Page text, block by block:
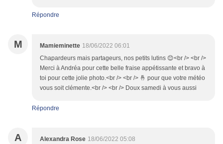
Répondre
M Mamieminette 18/06/2022 06:01
Chapardeurs mais partageurs, nos petits lutins 😊<br /> <br />
Merci à Andréa pour cette belle fraise appétissante et bravo à
toi pour cette jolie photo.<br /> <br /> 🤞 pour que votre météo
vous soit clémente.<br /> <br /> Doux samedi à vous aussi
Répondre
A Alexandra Rose 18/06/2022 05:08